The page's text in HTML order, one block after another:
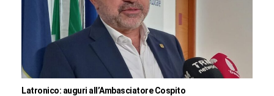
Latronico: auguri all’Ambasciatore Cospito